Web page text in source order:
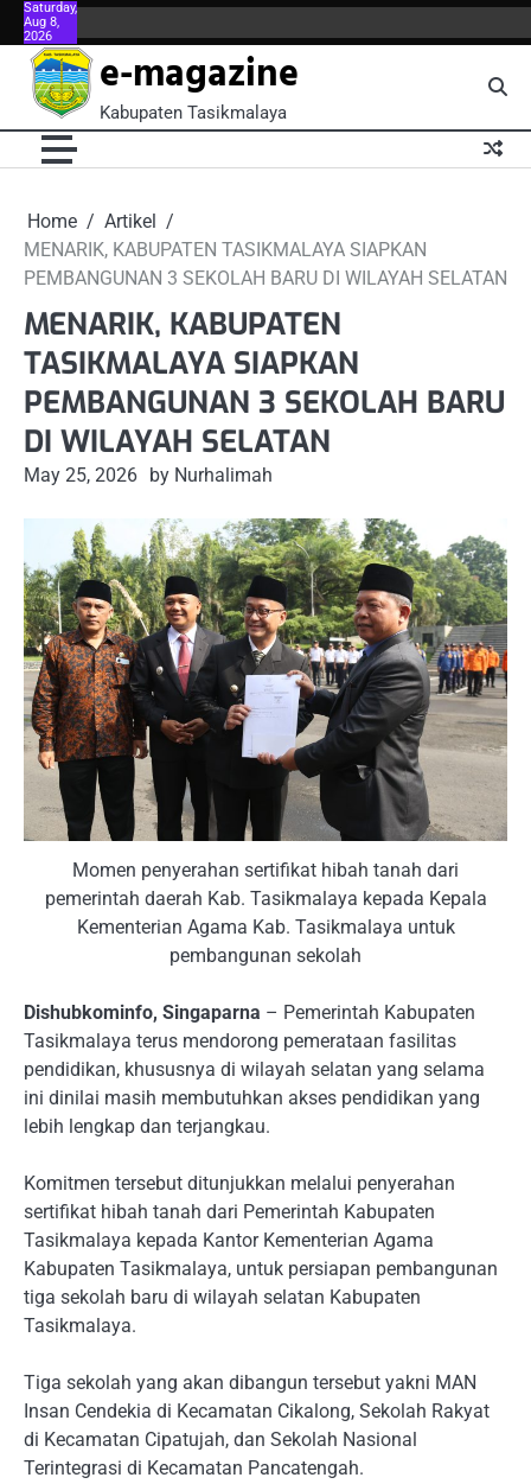
Skip
to
content
Saturday,
Aug 8,
2026
Us
Us
NowUs
Us
the
the
e-magazine
Kabupaten Tasikmalaya
Home
Artikel
MENARIK, KABUPATEN TASIKMALAYA SIAPKAN
PEMBANGUNAN 3 SEKOLAH BARU DI WILAYAH SELATAN
MENARIK, KABUPATEN
TASIKMALAYA SIAPKAN
PEMBANGUNAN 3 SEKOLAH BARU
DI WILAYAH SELATAN
May 25, 2026 by Nurhalimah
Momen penyerahan sertifikat hibah tanah dari
pemerintah daerah Kab. Tasikmalaya kepada Kepala
Kementerian Agama Kab. Tasikmalaya untuk
pembangunan sekolah
Dishubkominfo, Singaparna – Pemerintah Kabupaten
Tasikmalaya terus mendorong pemerataan fasilitas
pendidikan, khususnya di wilayah selatan yang selama
ini dinilai masih membutuhkan akses pendidikan yang
lebih lengkap dan terjangkau.
Komitmen tersebut ditunjukkan melalui penyerahan
sertifikat hibah tanah dari Pemerintah Kabupaten
Tasikmalaya kepada Kantor Kementerian Agama
Kabupaten Tasikmalaya, untuk persiapan pembangunan
tiga sekolah baru di wilayah selatan Kabupaten
Tasikmalaya.
Tiga sekolah yang akan dibangun tersebut yakni MAN
Insan Cendekia di Kecamatan Cikalong, Sekolah Rakyat
di Kecamatan Cipatujah, dan Sekolah Nasional
Terintegrasi di Kecamatan Pancatengah.